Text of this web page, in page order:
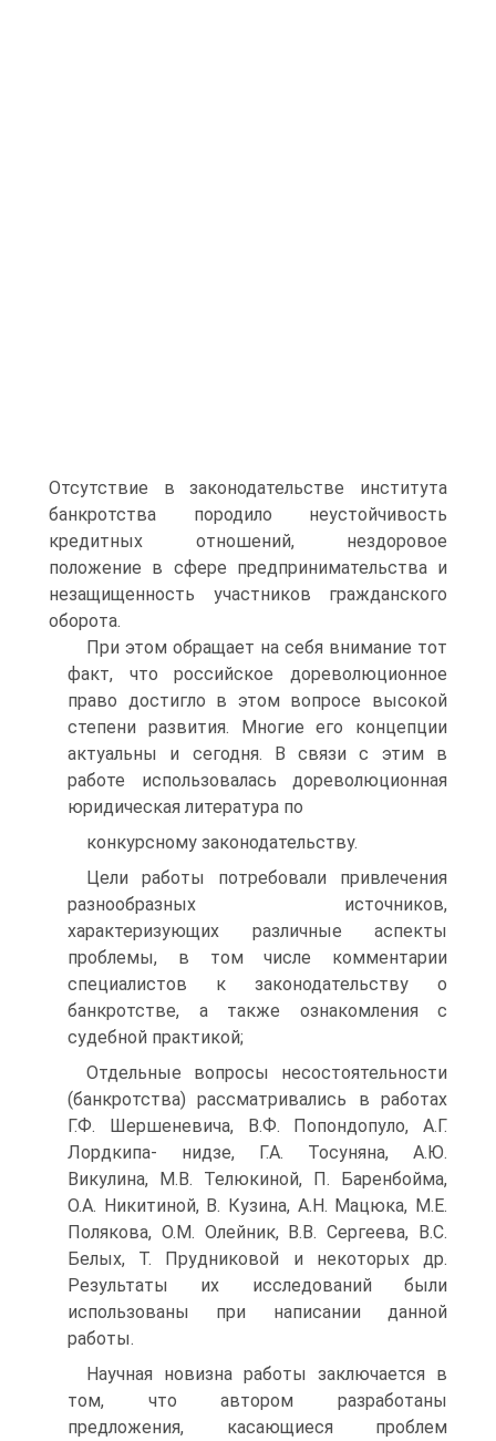
Отсутствие в законодательстве института
банкротства породило неустойчивость
кредитных отношений, нездоровое
положение в сфере предпринимательства и
незащищенность участников гражданского
оборота.
При этом обращает на себя внимание тот
факт, что российское дореволюционное
право достигло в этом вопросе высокой
степени развития. Многие его концепции
актуальны и сегодня. В связи с этим в
работе использовалась дореволюционная
юридическая литература по
конкурсному законодательству.
Цели работы потребовали привлечения
разнообразных источников,
характеризующих различные аспекты
проблемы, в том числе комментарии
специалистов к законодательству о
банкротстве, а также ознакомления с
судебной практикой;
Отдельные вопросы несостоятельности
(банкротства) рассматривались в работах
Г.Ф. Шершеневича, В.Ф. Попондопуло, А.Г.
Лордкипа- нидзе, Г.А. Тосуняна, А.Ю.
Викулина, М.В. Телюкиной, П. Баренбойма,
О.А. Никитиной, В. Кузина, А.Н. Мацюка, М.Е.
Полякова, О.М. Олейник, В.В. Сергеева, В.С.
Белых, Т. Прудниковой и некоторых др.
Результаты их исследований были
использованы при написании данной
работы.
Научная новизна работы заключается в
том, что автором разработаны
предложения, касающиеся проблем